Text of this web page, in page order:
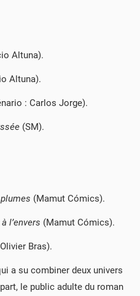
Altuna).
Altuna).
: Carlos Jorge).
(SM).
(Mamut Cómics).
l’envers (Mamut Cómics).
Bras).
a su combiner deux univers
le public adulte du roman
((MODALDELETETEXT))
CRÉER UNE LISTE D'ENVIES
POUR AJOUTER DES